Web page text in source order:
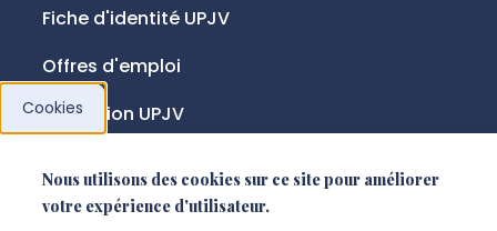
Fiche d'identité UPJV
Offres d'emploi
Fondation UPJV
NOUS SUIVRE
Cookies
Nous utilisons des cookies sur ce site pour améliorer
votre expérience d'utilisateur.